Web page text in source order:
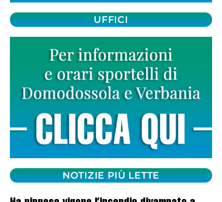
UFFICI
NOTIZIE PIÙ LETTE